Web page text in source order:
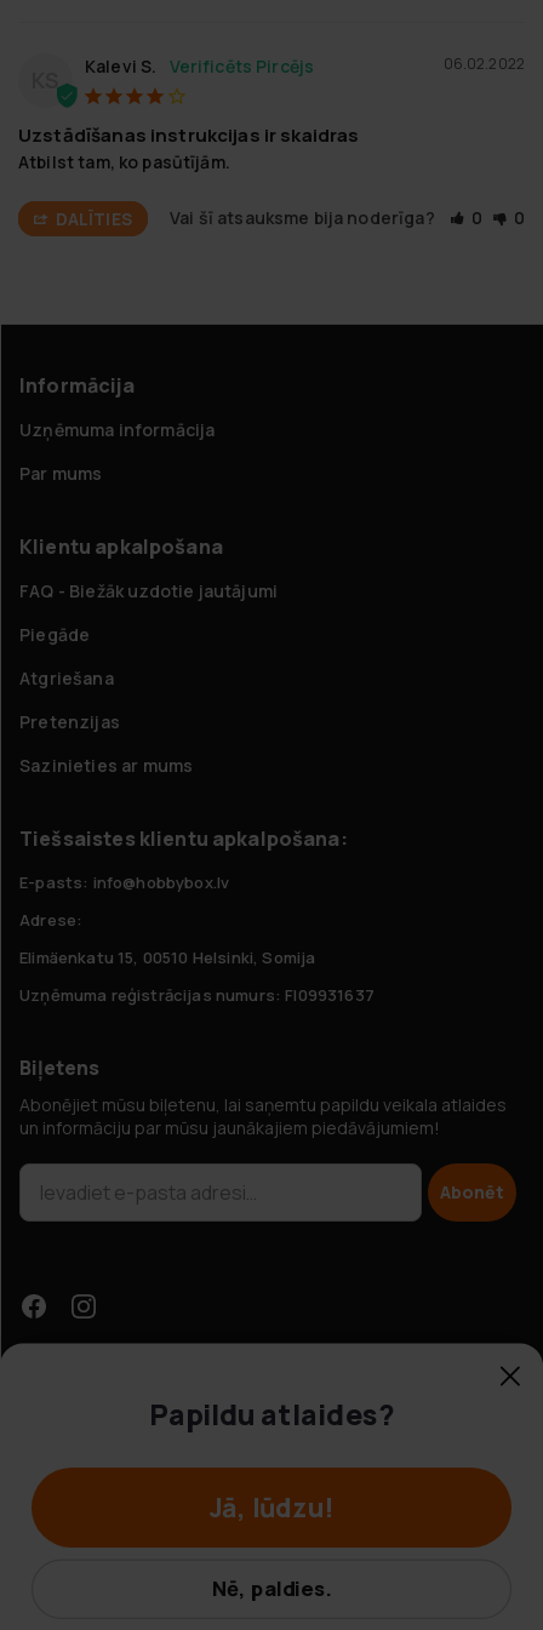
KS
06.02.2022
Kalevi S.
Uzstādīšanas instrukcijas ir skaidras
Atbilst tam, ko pasūtījām.
DALĪTIES Vai šī atsauksme bija noderīga? 0 0
Informācija
Uzņēmuma informācija
Par mums
Klientu apkalpošana
FAQ - Biežāk uzdotie jautājumi
Piegāde
Atgriešana
Pretenzijas
Sazinieties ar mums
Tiešsaistes klientu apkalpošana:
E-pasts: info@hobbybox.lv
Adrese:
Elimäenkatu 15, 00510 Helsinki, Somija
Uzņēmuma reģistrācijas numurs: FI09931637
Biļetens
Abonējiet mūsu biļetenu, lai saņemtu papildu veikala atlaides
un informāciju par mūsu jaunākajiem piedāvājumiem!
Abonēt
© Hobbybox 2025
Papildu atlaides?
Jā, lūdzu!
Nē, paldies.